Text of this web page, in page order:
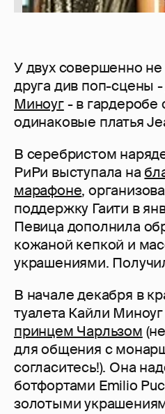
У двух совершенно
друга див поп-сцены -
Миноуг- в гардеробе
одинаковые платья
В серебристом
РиРи выступала на
марафоне,
поддержку Гаити в
Певица дополнила
кожаной кепкой и
украшениями.
В начале декабря в
туалета Кайли
принцем Чарльзом
для общения с
согласитесь!). Она
ботфортами Emilio
золотыми